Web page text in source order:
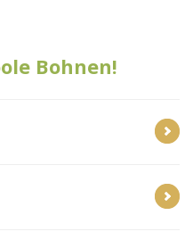
Bohnen!